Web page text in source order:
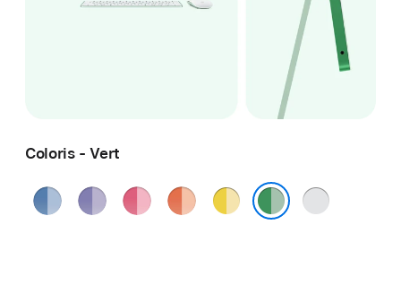
Coloris - Vert
Bleu Violet Rose OrangeJaune Argent